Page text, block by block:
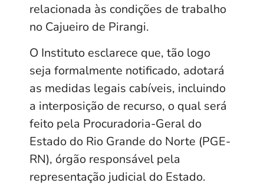
relacionada às condições de trabalho
no Cajueiro de Pirangi.
O Instituto esclarece que, tão logo
seja formalmente notificado, adotará
as medidas legais cabíveis, incluindo
a interposição de recurso, o qual será
feito pela Procuradoria-Geral do
Estado do Rio Grande do Norte (PGE-
RN), órgão responsável pela
representação judicial do Estado.